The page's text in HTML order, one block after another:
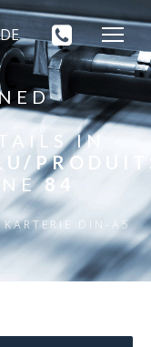
DE
IN
84
DIN-A5